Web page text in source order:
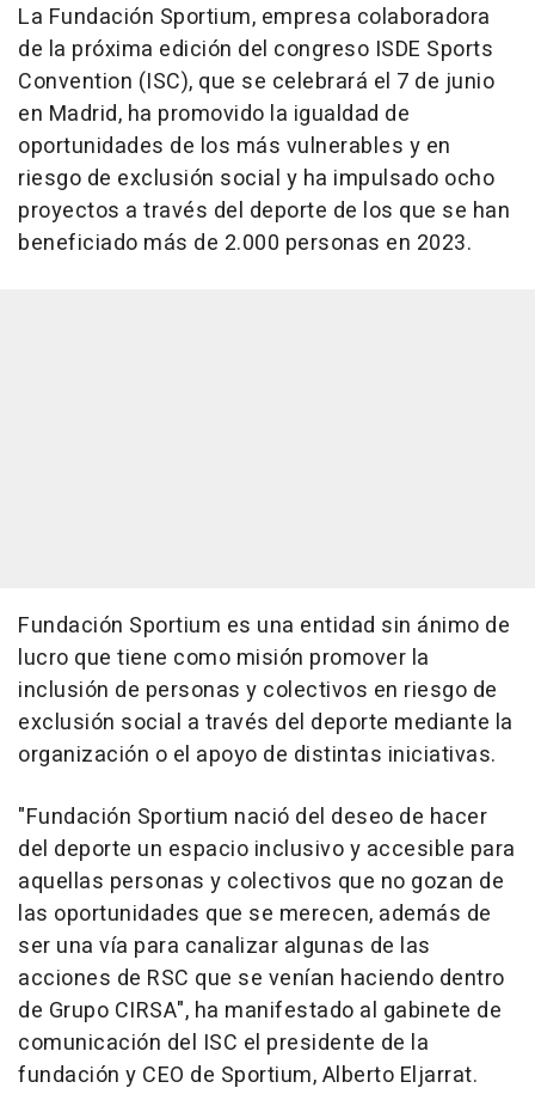
La Fundación Sportium, empresa colaboradora
de la próxima edición del congreso ISDE Sports
Convention (ISC), que se celebrará el 7 de junio
en Madrid, ha promovido la igualdad de
oportunidades de los más vulnerables y en
riesgo de exclusión social y ha impulsado ocho
proyectos a través del deporte de los que se han
beneficiado más de 2.000 personas en 2023.
Fundación Sportium es una entidad sin ánimo de
lucro que tiene como misión promover la
inclusión de personas y colectivos en riesgo de
exclusión social a través del deporte mediante la
organización o el apoyo de distintas iniciativas.
"Fundación Sportium nació del deseo de hacer
del deporte un espacio inclusivo y accesible para
aquellas personas y colectivos que no gozan de
las oportunidades que se merecen, además de
ser una vía para canalizar algunas de las
acciones de RSC que se venían haciendo dentro
de Grupo CIRSA", ha manifestado al gabinete de
comunicación del ISC el presidente de la
fundación y CEO de Sportium, Alberto Eljarrat.